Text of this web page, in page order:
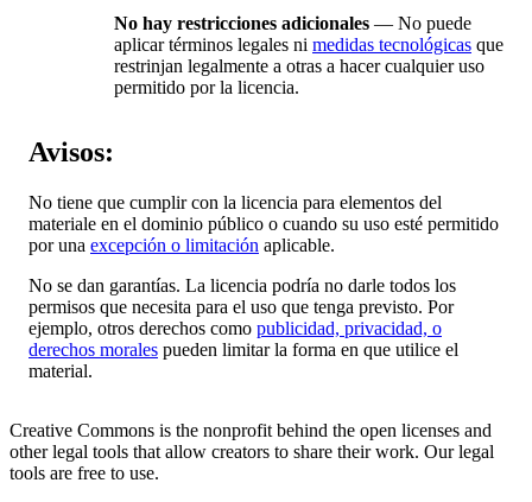
No hay restricciones adicionales — No puede
aplicar términos legales ni medidas tecnológicas que
restrinjan legalmente a otras a hacer cualquier uso
permitido por la licencia.
Avisos:
No tiene que cumplir con la licencia para elementos del
materiale en el dominio público o cuando su uso esté permitido
por una excepción o limitación aplicable.
No se dan garantías. La licencia podría no darle todos los
permisos que necesita para el uso que tenga previsto. Por
ejemplo, otros derechos como publicidad, privacidad, o
derechos morales pueden limitar la forma en que utilice el
material.
Creative Commons is the nonprofit behind the open licenses and
other legal tools that allow creators to share their work. Our legal
tools are free to use.